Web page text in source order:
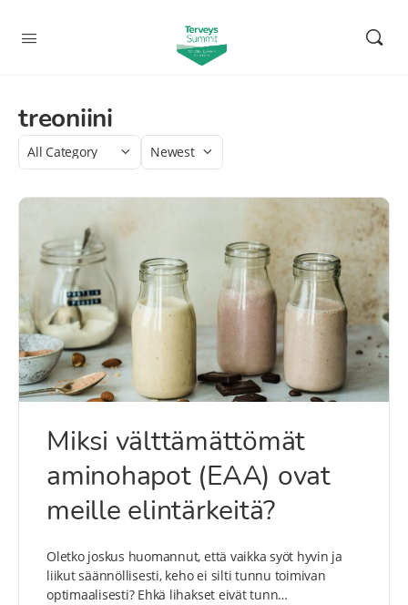
treoniini
Category
Sort
Miksi välttämättömät
aminohapot (EAA) ovat
meille elintärkeitä?
Oletko joskus huomannut, että vaikka syöt hyvin ja
liikut säännöllisesti, keho ei silti tunnu toimivan
optimaalisesti? Ehkä lihakset eivät tunn…